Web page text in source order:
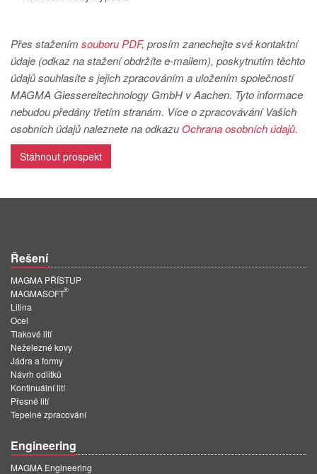
Přes stažením souboru PDF, prosím zanechejte své kontaktní
údaje (odkaz na stažení obdržíte e-mailem), poskytnutím těchto
údajů souhlasíte s jejich zpracováním a uložením společností
MAGMA Giessereitechnology GmbH v Aachen. Tyto informace
nebudou předány třetím stranám. Více o zpracovávání Vašich
osobních údajů naleznete na odkazu Ochrana osobních údajů.
Stáhnout prospekt
Řešení
MAGMA PŘÍSTUP
MAGMASOFT
®
Litina
Ocel
Tlakové lití
Neželezné kovy
Jádra a formy
Návrh odlitků
Kontinuální lití
Přesné lití
Tepelné zpracování
Engineering
MAGMA Engineering